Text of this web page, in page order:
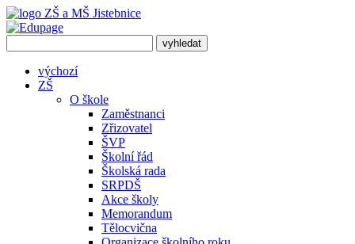
výchozí
ZŠ
O škole
Zaměstnanci
Zřizovatel
ŠVP
Školní řád
Školská rada
SRPDŠ
Akce školy
Memorandum
Tělocvična